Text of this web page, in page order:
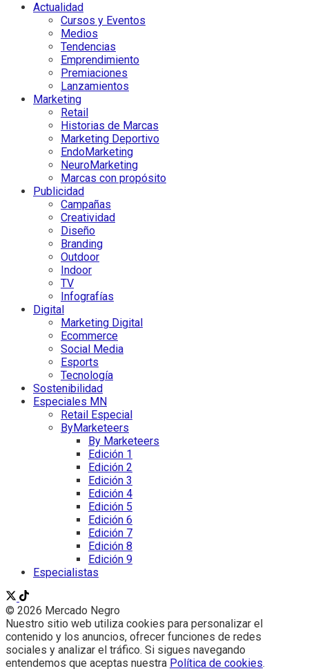
Actualidad
Cursos y Eventos
Medios
Tendencias
Emprendimiento
Premiaciones
Lanzamientos
Marketing
Retail
Historias de Marcas
Marketing Deportivo
EndoMarketing
NeuroMarketing
Marcas con propósito
Publicidad
Campañas
Creatividad
Diseño
Branding
Outdoor
Indoor
TV
Infografías
Digital
Marketing Digital
Ecommerce
Social Media
Esports
Tecnología
Sostenibilidad
Especiales MN
Retail Especial
ByMarketeers
By Marketeers
Edición 1
Edición 2
Edición 3
Edición 4
Edición 5
Edición 6
Edición 7
Edición 8
Edición 9
Especialistas
© 2026 Mercado Negro
Nuestro sitio web utiliza cookies para personalizar el
contenido y los anuncios, ofrecer funciones de redes
sociales y analizar el tráfico. Si sigues navegando
entendemos que aceptas nuestra Política de cookies.